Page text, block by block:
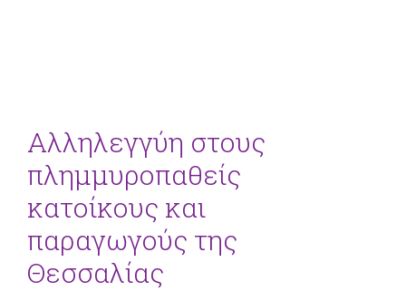
Αλληλεγγύη στους
πλημμυροπαθείς
κατοίκους και
παραγωγούς της
Θεσσαλίας